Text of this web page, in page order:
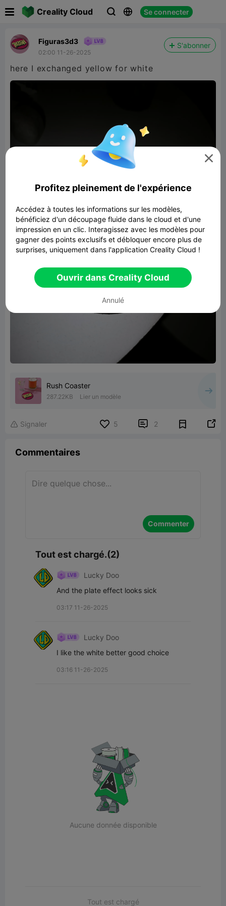
Creality Cloud   Se connecter
Figuras3d3
02:00 11-26-2025
S'abonner
here I exchanged yellow for white
Rush Coaster
287.22KB Lier un modèle
 Signaler 5  2 
Commentaires
Commenter
Tout est chargé.(2)
Lucky Doo
And the plate effect looks sick
03:17 11-26-2025
Lucky Doo
I like the white better good choice
03:16 11-26-2025
Aucune donnée disponible
Tout est chargé

Profitez pleinement de l'expérience
Accédez à toutes les informations sur les modèles,
bénéficiez d'un découpage fluide dans le cloud et d'une
impression en un clic. Interagissez avec les modèles pour
gagner des points exclusifs et débloquer encore plus de
surprises, uniquement dans l'application Creality Cloud !
Ouvrir dans Creality Cloud
Annulé